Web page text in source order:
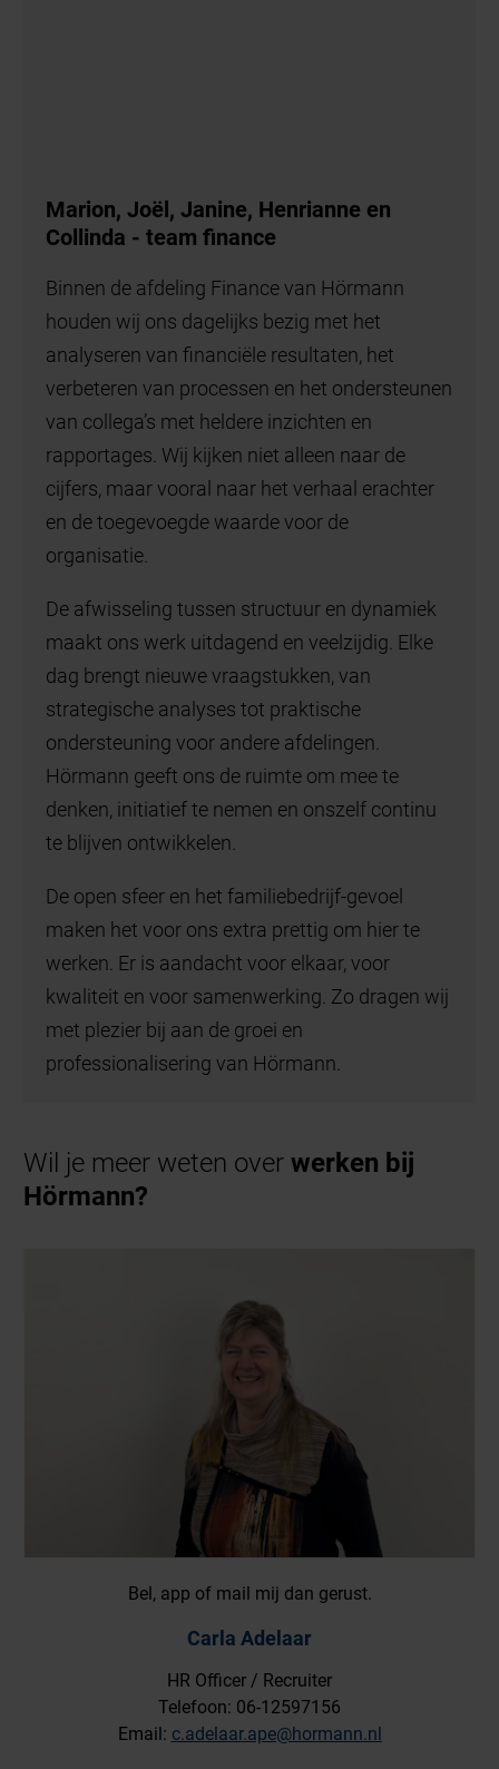
Marion, Joël, Janine, Henrianne en
Collinda - team finance
Binnen de afdeling Finance van Hörmann
houden wij ons dagelijks bezig met het
analyseren van financiële resultaten, het
verbeteren van processen en het ondersteunen
van collega’s met heldere inzichten en
rapportages. Wij kijken niet alleen naar de
cijfers, maar vooral naar het verhaal erachter
en de toegevoegde waarde voor de
organisatie.
De afwisseling tussen structuur en dynamiek
maakt ons werk uitdagend en veelzijdig. Elke
dag brengt nieuwe vraagstukken, van
strategische analyses tot praktische
ondersteuning voor andere afdelingen.
Hörmann geeft ons de ruimte om mee te
denken, initiatief te nemen en onszelf continu
te blijven ontwikkelen.
De open sfeer en het familiebedrijf-gevoel
maken het voor ons extra prettig om hier te
werken. Er is aandacht voor elkaar, voor
kwaliteit en voor samenwerking. Zo dragen wij
met plezier bij aan de groei en
professionalisering van Hörmann.
Wil je meer weten overwerken bij
Hörmann?
Bel, app of mail mij dan gerust.
Carla Adelaar
HR Officer / Recruiter
Telefoon: 06-12597156
Email: c.adelaar.ape@hormann.nl